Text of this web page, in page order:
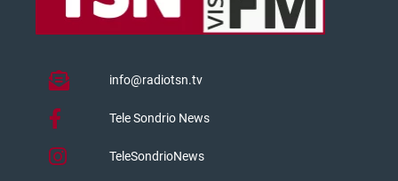
info@radiotsn.tv
Tele Sondrio News
TeleSondrioNews